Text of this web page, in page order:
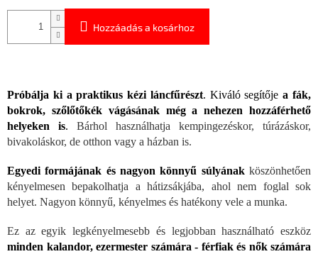
Hozzáadás a kosárhoz
Próbálja ki a praktikus kézi láncfűrészt. Kiváló segítőjea fák,
bokrok, szőlőtőkék vágásának még a nehezen hozzáférhető
helyeken is. Bárhol használhatja kempingezéskor, túrázáskor,
bivakoláskor, de otthon vagy a házban is.
Egyedi formájának és nagyon könnyű súlyánakköszönhetően
kényelmesen bepakolhatja a hátizsákjába, ahol nem foglal sok
helyet. Nagyon könnyű, kényelmes és hatékony vele a munka.
Ez az egyik legkényelmesebb és legjobban használható eszköz
minden kalandor, ezermester számára - férfiak és nők számára